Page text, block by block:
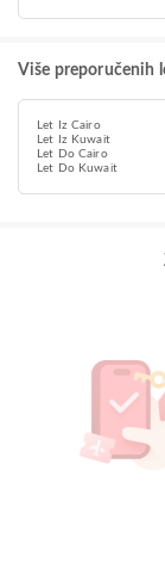
Više preporučenih
Let Iz Cairo
Let Iz Kuwait
Let Do Cairo
Let Do Kuwait